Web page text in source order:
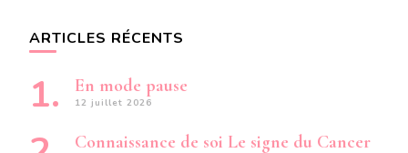
ARTICLES RÉCENTS
En mode pause
12 juillet 2026
Connaissance de soi Le signe du Cancer